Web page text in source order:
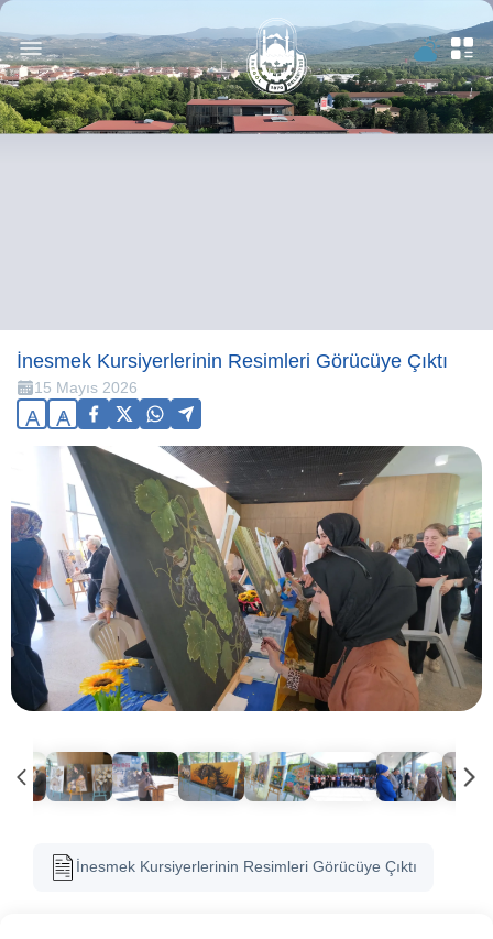
İnesmek Kursiyerlerinin Resimleri Görücüye Çıktı
15 Mayıs 2026
A A
İnesmek Kursiyerlerinin Resimleri Görücüye Çıktı